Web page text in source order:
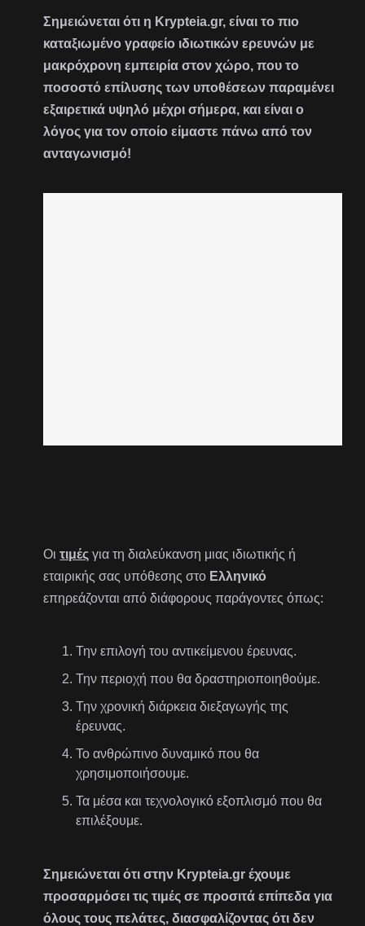
Σημειώνεται ότι η Krypteia.gr, είναι το πιο
καταξιωμένο γραφείο ιδιωτικών ερευνών με
μακρόχρονη εμπειρία στον χώρο, που το
ποσοστό επίλυσης των υποθέσεων παραμένει
εξαιρετικά υψηλό μέχρι σήμερα, και είναι ο
λόγος για τον οποίο είμαστε πάνω από τον
ανταγωνισμό!
Οιτιμές για τη διαλεύκανση μιας ιδιωτικής ή
εταιρικής σας υπόθεσης στο Ελληνικό
επηρεάζονται από διάφορους παράγοντες όπως:
Την επιλογή του αντικείμενου έρευνας.
Την περιοχή που θα δραστηριοποιηθούμε.
Την χρονική διάρκεια διεξαγωγής της
έρευνας.
Το ανθρώπινο δυναμικό που θα
χρησιμοποιήσουμε.
Τα μέσα και τεχνολογικό εξοπλισμό που θα
επιλέξουμε.
Σημειώνεται ότι στην Krypteia.gr έχουμε
προσαρμόσει τις τιμές σε προσιτά επίπεδα για
όλους τους πελάτες, διασφαλίζοντας ότι δεν